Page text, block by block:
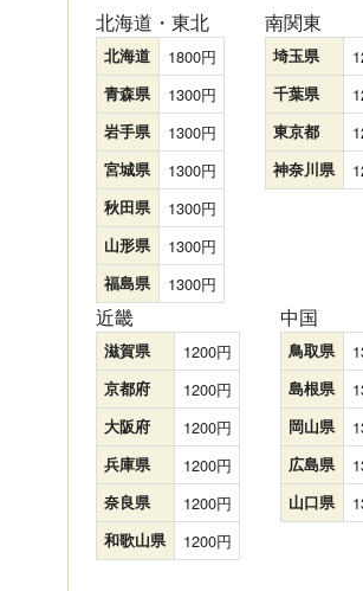
北海道・東北
北海道 1800
青森県 1300
岩手県 1300
宮城県 1300
秋田県 1300
山形県 1300
福島県 1300
南関東
埼玉県
千葉県
東京都
神奈川県
近畿
滋賀県 1200
京都府 1200
大阪府 1200
兵庫県 1200
奈良県 1200
和歌山県 1200
中国
鳥取県
島根県
岡山県
広島県
山口県